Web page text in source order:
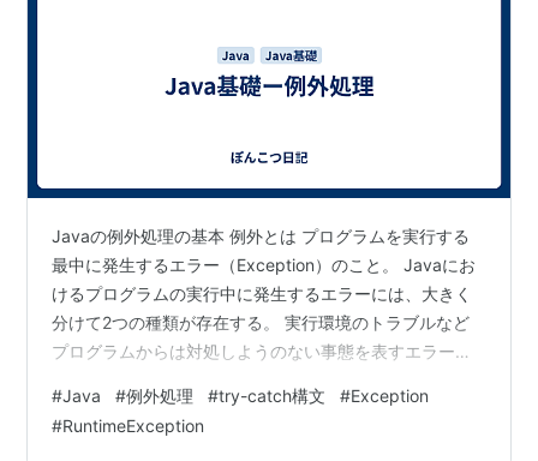
Javaの例外処理の基本 例外とは プログラムを実行する
最中に発生するエラー（Exception）のこと。 Javaにお
けるプログラムの実行中に発生するエラーには、大きく
分けて2つの種類が存在する。 実行環境のトラブルなど
プログラムからは対処しようのない事態を表すエラー
つ。 例外はさらに、検査例外と非検査例外に分かれる。
検査例外(Exception)：例外処理を記述したかをコンパイ
#Java #例外処理 #try-catch構文 #Exception
#RuntimeException